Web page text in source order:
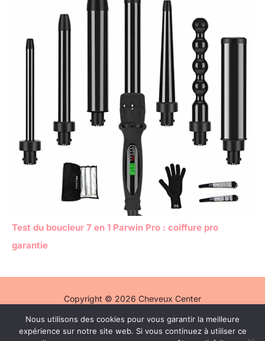
Test du boucleur 7 en 1 Parwin Pro : coiffure pro
garantie
Copyright © 2026 Cheveux Center
Politique de confidentialité
Mentions légales
Nous utilisons des cookies pour vous garantir la meilleure
expérience sur notre site web. Si vous continuez à utiliser ce